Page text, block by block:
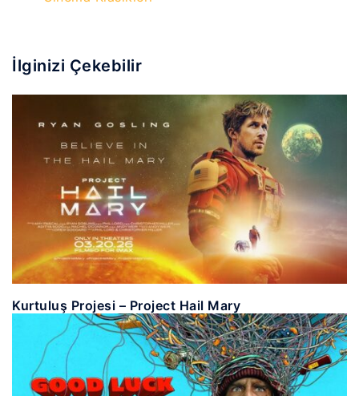
İlginizi Çekebilir
Kurtuluş Projesi – Project Hail Mary